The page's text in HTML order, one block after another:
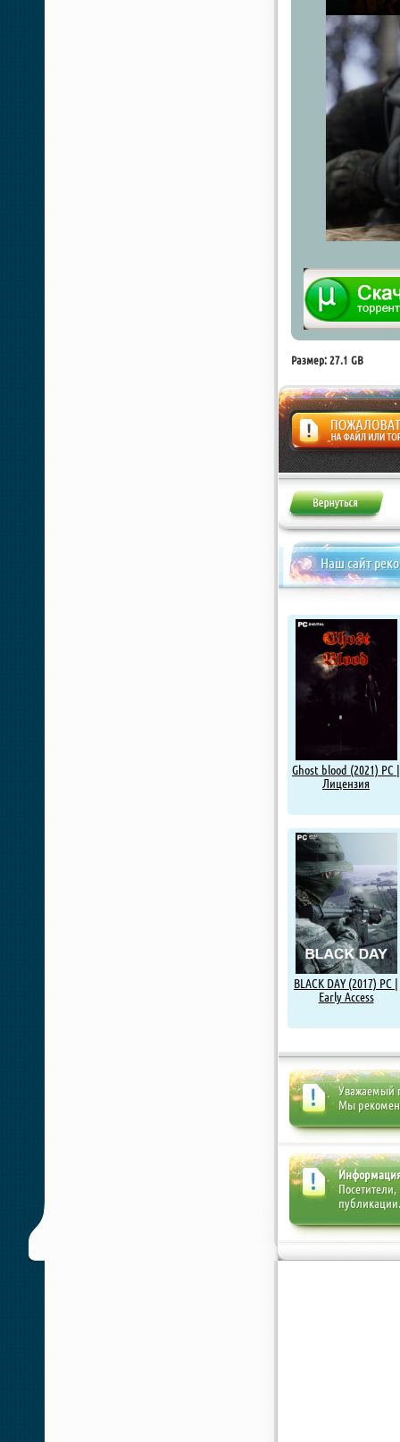
Размер: 27.1 GB
Жалоба
Наш сайт
Ghost blood (2021) PC |
Лицензия
BLACK DAY (2017) PC |
Early Access
Уважаемый
Мы
публикации.